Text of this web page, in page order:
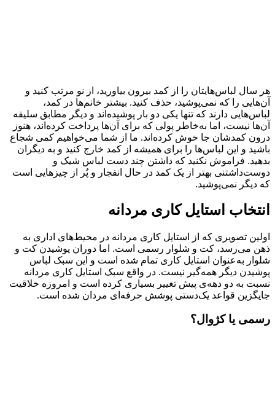
هر سال لباس‎‌هایتان را از کمد بیرون بیاورید، از نو مرتب کنید و
آن‌هایی را که نمی‌پوشید، حذف کنید. بیشتر خانم‌ها در کمد،
لباس‌هایی دارند که تنها یکی دو بار پوشیده‌اند و دیگر مطابق سلیقه
آن‌ها نیست، اما به‌خاطر پولی که برای آن‌ها پرداخت کرده‌اند، هنوز
درون کمدشان جا خوش کرده‌اند. ما از شما می‌خواهیم کمی شجاع
باشید و این لباس‌ها را برای همیشه از کمد خارج کنید و به دیگران
بدهید. فراموش نکنید که داشتن چند دست لباس شیک و
دوست‌داشتنی بهتر از یک کمد در حال انفجار و پُر از چیزهایی است
که دیگر نمی‌پوشید.
انتخاب استایل کاری مردانه
اولین تصویری که از استایل کاری مردانه در محیط‌های اداری به
ذهن می‌رسد، کت و شلوار رسمی است. اما دوران پوشیدن کت و
شلوار به‌عنوان استایل کاری تمام شده است و این سبک لباس
پوشیدن دیگر همه‌گیر نیست. در واقع سبک استایل کاری مردانه
نسبت به دو دهه‌ی پیش تغییر بسیاری کرده است و امروزه خلاقیت
جایگزین قواعد یک‌دستی پوشش حرفه‌ای مردان شده است.
رسمی یا کژوال؟